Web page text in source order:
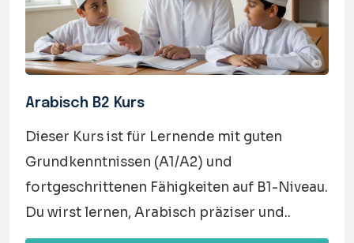
Arabisch B2 Kurs
Dieser Kurs ist für Lernende mit guten
Grundkenntnissen (A1/A2) und
fortgeschrittenen Fähigkeiten auf B1-Niveau.
Du wirst lernen, Arabisch präziser und..